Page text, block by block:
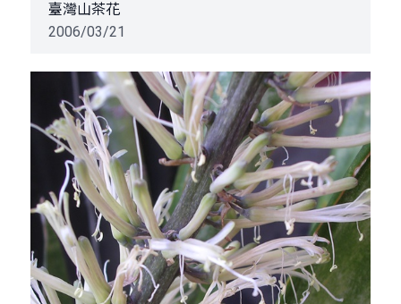
臺灣山茶花
2006/03/21